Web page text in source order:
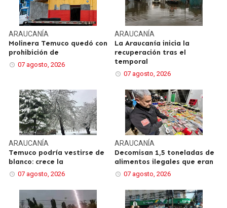
ARAUCANÍA
Molinera Temuco quedó con
prohibición de
07 agosto, 2026
ARAUCANÍA
La Araucanía inicia la
recuperación tras el
temporal
07 agosto, 2026
ARAUCANÍA
Temuco podría vestirse de
blanco: crece la
07 agosto, 2026
ARAUCANÍA
Decomisan 1,5 toneladas de
alimentos ilegales que eran
07 agosto, 2026